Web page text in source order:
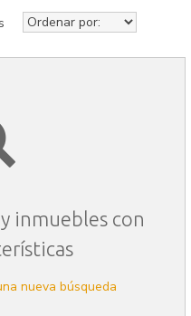
inmuebles con
nueva búsqueda